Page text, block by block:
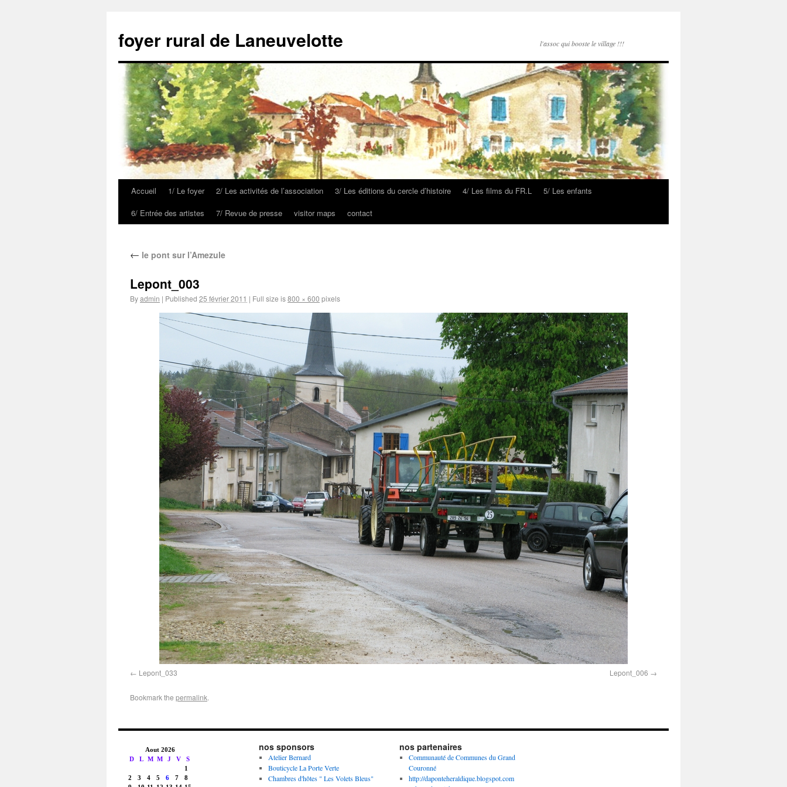
foyer rural de Laneuvelotte l'assoc qui booste le village !!!
Accueil 1/ Le foyer 2/ Les activités de l’association 3/ Les éditions du cercle d’histoire 4/ Les films du FR.L
5/ Les enfants
6/ Entrée des artistes
7/ Revue de presse visitor maps contact
← le pont sur l’Amezule
Lepont_003
Byadmin | Published 25 février 2011 | Full size is800 × 600 pixels
Lepont_033 Lepont_006
Bookmark the permalink.
nos sponsors
Atelier Bernard
Bouticycle La Porte Verte
Chambres d'hôtes " Les Volets Bleus"
nos partenaires
Communauté de Communes du Grand
Couronné
http://daponteheraldique.blogspot.com